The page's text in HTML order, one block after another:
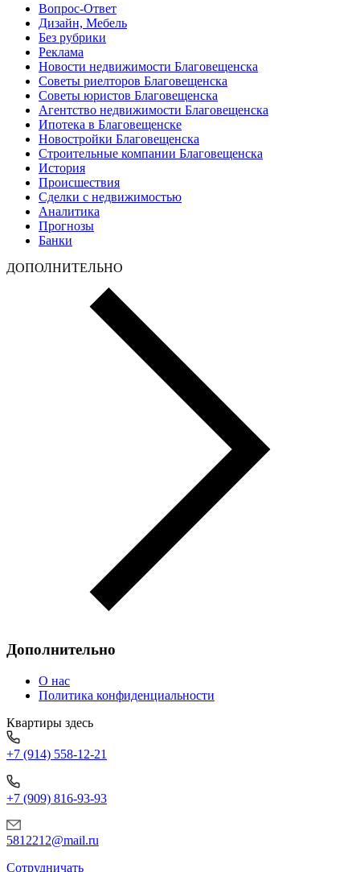
Вопрос-Ответ
Дизайн, Мебель
Без рубрики
Реклама
Новости недвижимости Благовещенска
Советы риелторов Благовещенска
Советы юристов Благовещенска
Агентство недвижимости Благовещенска
Ипотека в Благовещенске
Новостройки Благовещенска
Строительные компании Благовещенска
История
Происшествия
Сделки с недвижимостью
Аналитика
Прогнозы
Банки
ДОПОЛНИТЕЛЬНО
Дополнительно
О нас
Политика конфиденциальности
Квартиры здесь
+7 (914) 558-12-21
+7 (909) 816-93-93
5812212@mail.ru
Сотрудничать